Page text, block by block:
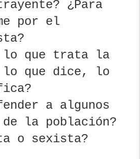
¿Para
por el
lo que trata la
que dice, lo
a algunos
de la población?
o sexista?